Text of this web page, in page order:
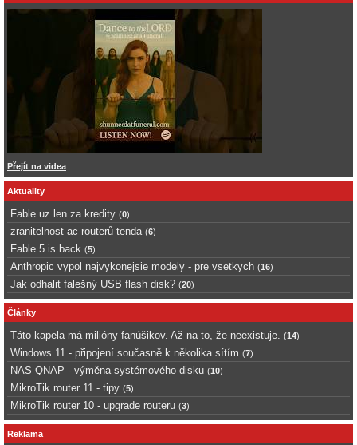
Přejít na videa
Aktuality
Fable uz len za kredity (0)
zranitelnost ac routerů tenda (6)
Fable 5 is back (5)
Anthropic vypol najvykonejsie modely - pre vsetkych (16)
Jak odhalit falešný USB flash disk? (20)
Články
Táto kapela má milióny fanúšikov. Až na to, že neexistuje. (14)
Windows 11 - připojení současně k několika sítím (7)
NAS QNAP - výměna systémového disku (10)
MikroTik router 11 - tipy (5)
MikroTik router 10 - upgrade routeru (3)
Reklama